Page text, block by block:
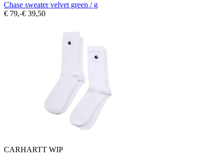
Chase sweater velvet green / g
€ 79,-€ 39,50
CARHARTT WIP